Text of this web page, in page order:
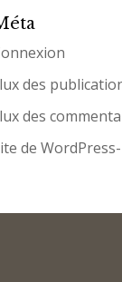
des
des
de WordPress-